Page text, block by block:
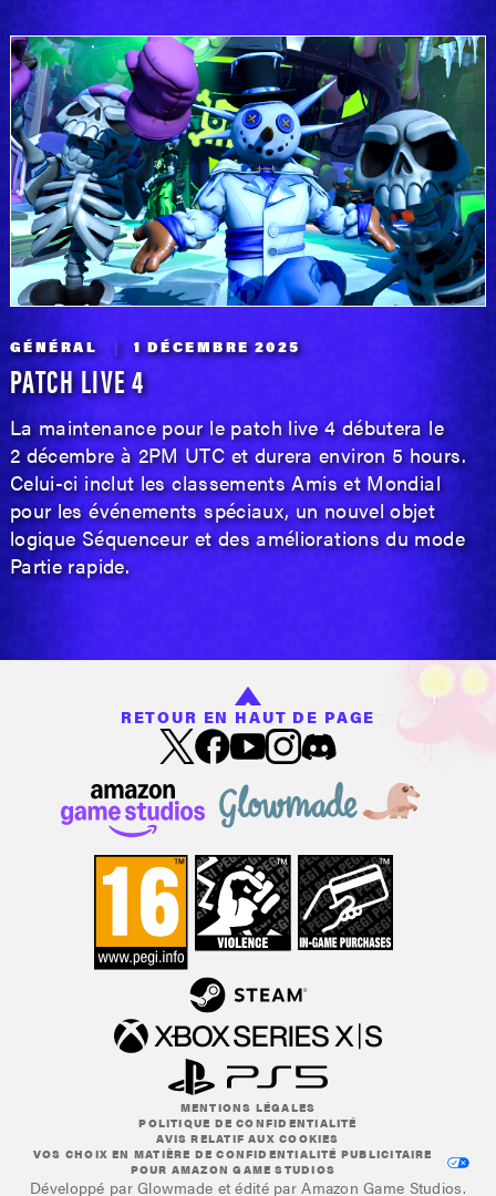
GÉNÉRAL 1 DÉCEMBRE 2025
PATCH LIVE 4
La maintenance pour le patch live 4 débutera le
2 décembre à 2PM UTC et durera environ 5 hours.
Celui-ci inclut les classements Amis et Mondial
pour les événements spéciaux, un nouvel objet
logique Séquenceur et des améliorations du mode
Partie rapide.
RETOUR EN HAUT DE PAGE
MENTIONS LÉGALES
POLITIQUE DE CONFIDENTIALITÉ
AVIS RELATIF AUX COOKIES
VOS CHOIX EN MATIÈRE DE CONFIDENTIALITÉ PUBLICITAIRE
POUR AMAZON GAME STUDIOS
Développé par Glowmade et édité par Amazon Game Studios.